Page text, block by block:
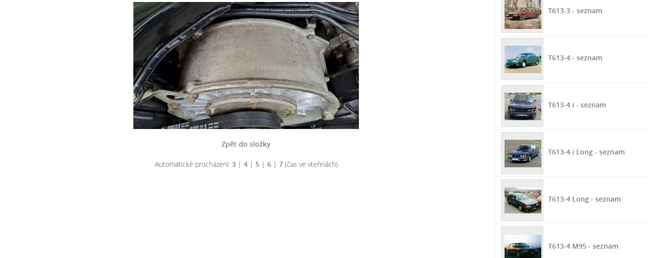
Zpět do složky
Automatické procházení: 3| 4| 5| 6| 7(čas ve vteřinách)
T613-3 - seznam
T613-4 - seznam
T613-4 i - seznam
T613-4 i Long - seznam
T613-4 Long - seznam
T613-4 M95 - seznam